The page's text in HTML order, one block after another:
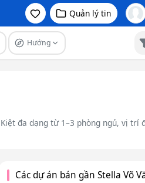
Quản lý tin
Hướng
đa dạng từ 1–3 phòng ngủ, vị trí
Các dự án bán gần Stella Võ